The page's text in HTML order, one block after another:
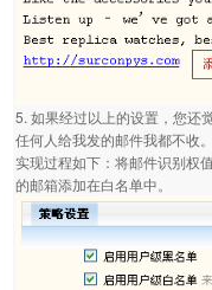
5. 如果经过以上的设置，您还
任何人给我发的邮件我都不
实现过程如下：将邮件识别权
的邮箱添加在白名单中。